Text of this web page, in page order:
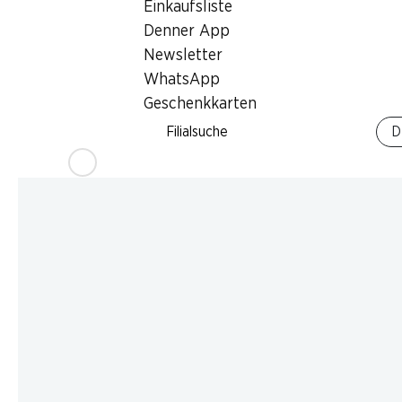
Einkaufsliste
Denner App
Newsletter
WhatsApp
Geschenkkarten
Filialsuche